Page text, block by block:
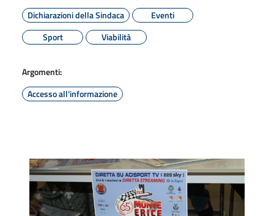
Dichiarazioni della Sindaca
Eventi
Sport
Viabilità
Argomenti:
Accesso all'informazione